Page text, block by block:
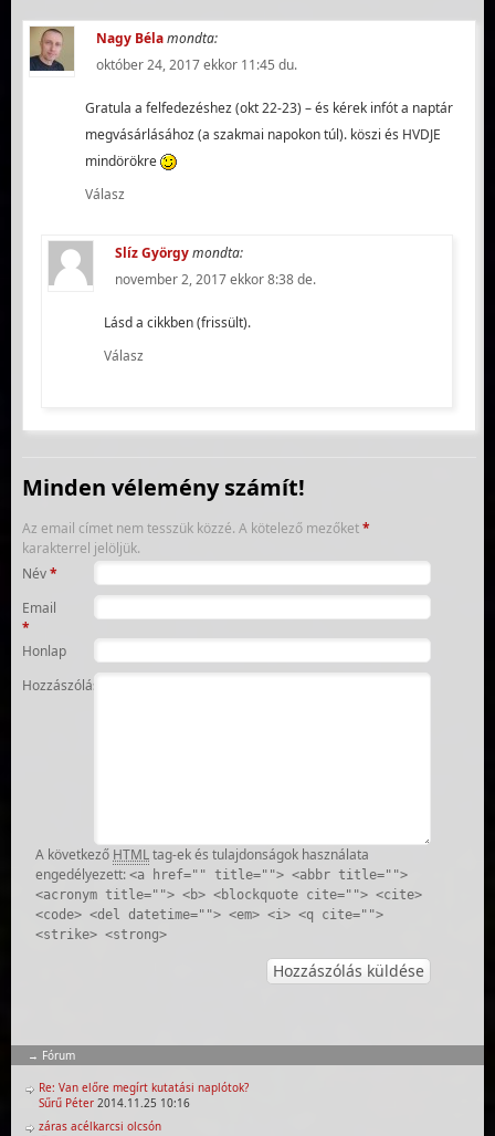
Nagy Bélamondta:
október 24, 2017 ekkor 11:45 du.
Gratula a felfedezéshez (okt 22-23) – és kérek infót a naptár
megvásárlásához (a szakmai napokon túl). köszi és HVDJE
mindörökre
Válasz
Slíz Györgymondta:
november 2, 2017 ekkor 8:38 de.
Lásd a cikkben (frissült).
Válasz
Minden vélemény számít!
Az email címet nem tesszük közzé. A kötelező mezőket*
karakterrel jelöljük.
Név*
Email
*
Honlap
Hozzászólás
A következő HTMLtag-ek és tulajdonságok használata
engedélyezett: <a href="" title=""> <abbr title="">
<acronym title=""> <b> <blockquote cite=""> <cite>
<code> <del datetime=""> <em> <i> <q cite="">
<strike> <strong>
Fórum
Re: Van előre megírt kutatási naplótok?
Sűrű Péter 2014.11.25 10:16
záras acélkarcsi olcsón